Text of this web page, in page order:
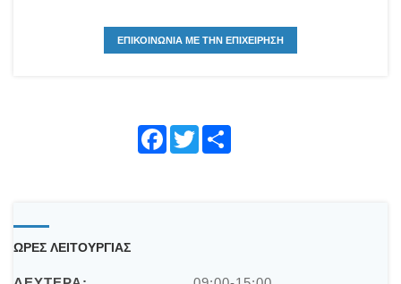
ΕΠΙΚΟΙΝΩΝΙΑ ΜΕ ΤΗΝ ΕΠΙΧΕΙΡΗΣΗ
Face Twitte
ΩΡΕΣ ΛΕΙΤΟΥΡΓΙΑΣ